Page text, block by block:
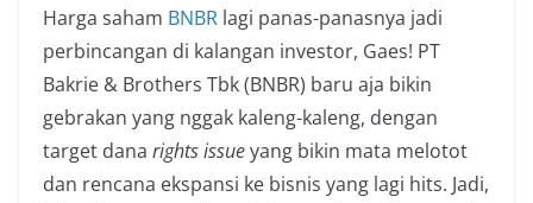
Harga saham BNBR lagi panas-panasnya jadi
perbincangan di kalangan investor, Gaes! PT
Bakrie & Brothers Tbk (BNBR) baru aja bikin
gebrakan yang nggak kaleng-kaleng, dengan
target dana rights issueyang bikin mata melotot
dan rencana ekspansi ke bisnis yang lagi hits. Jadi,